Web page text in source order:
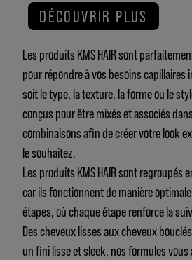
DÉCOUVRIR PLUS
Les produits KMS HAIR sont
pour répondre à vos besoins capillaires
soit le type, la texture, la forme ou le
conçus pour être mixés et associés
combinaisons afin de créer votre look
le souhaitez.
Les produits KMS HAIR sont regroupés en
car ils fonctionnent de manière
étapes, où chaque étape renforce la
Des cheveux lisses aux cheveux
un fini lisse et sleek, nos formules